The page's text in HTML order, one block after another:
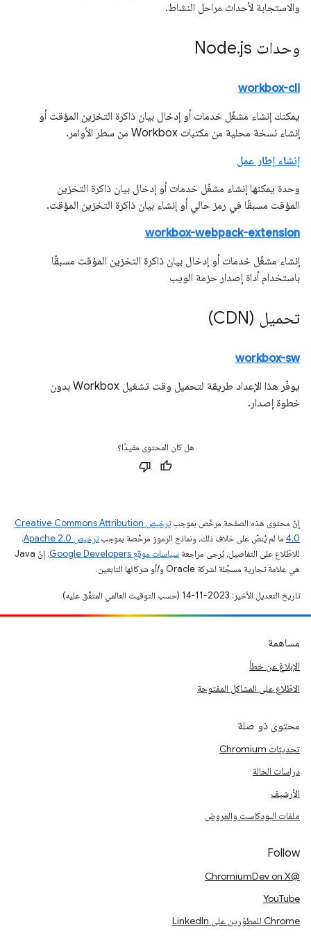
والاستجابة لأحداث مراحل النشاط.
وحدات Node .js
workbox-cli
يمكنك إنشاء مشغّل خدمات أو إدخال بيان ذاكرة التخزين المؤقت أو
إنشاء نسخة محلية من مكتبات Workbox من سطر الأوامر.
إنشاء إطار عمل
وحدة يمكنها إنشاء مشغّل خدمات أو إدخال بيان ذاكرة التخزين
المؤقت مسبقًا في رمز حالي أو إنشاء بيان ذاكرة التخزين المؤقت.
workbox-webpack-extension
إنشاء مشغّل خدمات أو إدخال بيان ذاكرة التخزين المؤقت مسبقًا
باستخدام أداة إصدار حزمة الويب
تحميل (CDN)
workbox-sw
يوفّر هذا الإعداد طريقة لتحميل وقت تشغيل Workbox بدون
خطوة إصدار.
هل كان المحتوى مفيدًا؟
إنّ محتوى هذه الصفحة مرخّص بموجب
ترخيص Creative Commons Attribution
4.0‏ ما لم يُنصّ على خلاف ذلك، ونماذج الرموز مرخّصة بموجبترخيص Apache 2.0‏
.
للاطّلاع على التفاصيل، يُرجى مراجعة سياسات موقع Google Developers‏
. إنّ Java
هي علامة تجارية مسجَّلة لشركة Oracle و/أو شركائها التابعين.
تاريخ التعديل الأخير: 2023-11-14 (حسب التوقيت العالمي المتفَّق عليه)
مساهمة
الإبلاغ عن خطأ
الاطّلاع على المشاكل المفتوحة
محتوى ذو صلة
تحديثات Chromium
دراسات الحالة
الأرشيف
ملفات البودكاست والعروض
Follow
@ChromiumDev on X
YouTube
Chrome للمطوّرين على LinkedIn